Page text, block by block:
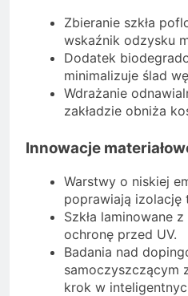
Zbieranie szkła
wskaźnik odzysku
Dodatek
minimalizuje ślad
Wdrażanie
zakładzie obniża
Innowacje
Warstwy o niskiej
poprawiają izolację
Szkła laminowane
ochronę przed UV.
Badania nad
samoczyszczącym
krok w